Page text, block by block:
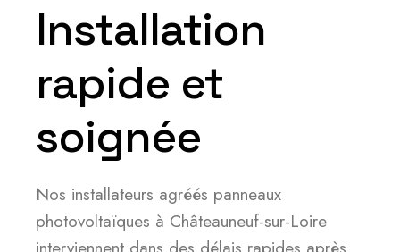
Installation
rapide et
soignée
Nos installateurs agréés panneaux
photovoltaïques à Châteauneuf-sur-Loire